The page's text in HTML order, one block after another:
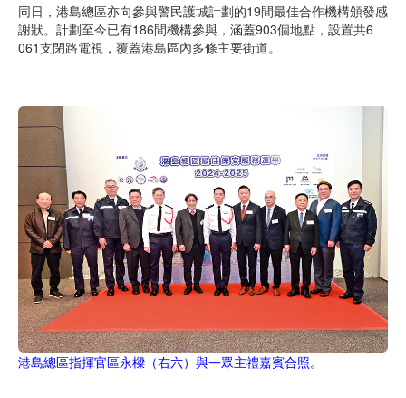
同日，港島總區亦向參與警民護城計劃的19間最佳合作機構頒發感
謝狀。計劃至今已有186間機構參與，涵蓋903個地點，設置共6
061支閉路電視，覆蓋港島區內多條主要街道。
港島總區指揮官區永樑（右六）與一眾主禮嘉賓合照。